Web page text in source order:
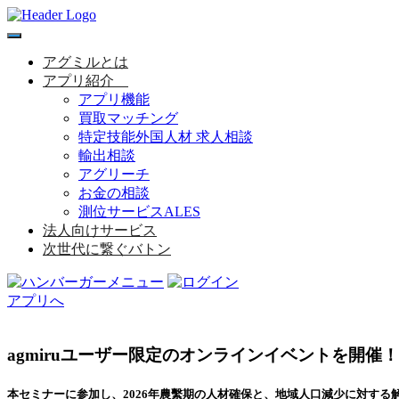
toggle
navigationアグミルとは
アプリ紹介
アプリ機能
買取マッチング
特定技能外国人材 求人相談
輸出相談
アグリーチ
お金の相談
測位サービスALES
法人向けサービス
次世代に繋ぐバトン
アプリへ
agmiruユーザー限定のオンラインイベントを開催！
本セミナーに参加し、2026年農繫期の人材確保と、地域人口減少に対する